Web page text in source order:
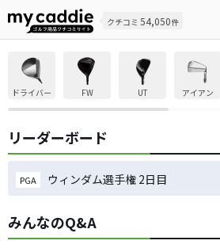
クチコミ 54,050件
ドライバー FW UT アイアン
リーダーボード
PGA ウィンダム選手権 2日目
みんなのQ&A